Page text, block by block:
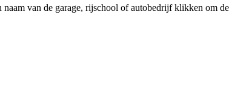
van de garage, rijschool of autobedrijf klikken om